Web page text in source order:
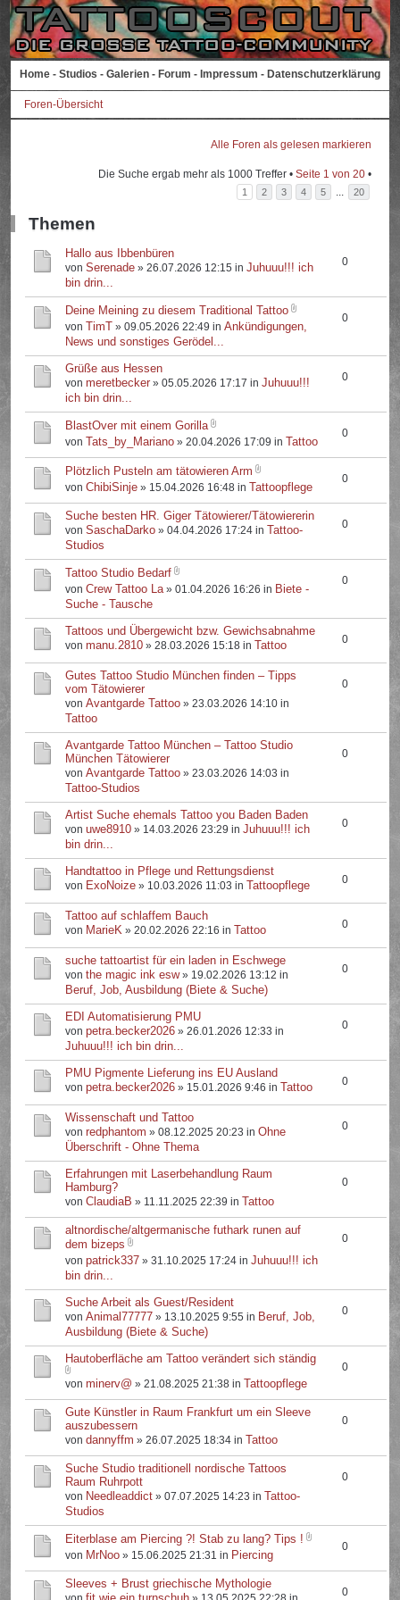
Home - Studios - Galerien - Forum - Impressum - Datenschutzerklärung
Foren-Übersicht
Alle Foren als gelesen markieren
Die Suche ergab mehr als 1000 Treffer • Seite 1 von 20•
1 2 3 4 5 ... 20
Themen
Hallo aus Ibbenbüren
vonSerenade » 26.07.2026 12:15 inJuhuuu!!! ich
bin drin...
0
Deine Meining zu diesem Traditional Tattoo
von TimT » 09.05.2026 22:49 inAnkündigungen,
News und sonstiges Gerödel...
0
Grüße aus Hessen
vonmeretbecker » 05.05.2026 17:17 inJuhuuu!!!
ich bin drin...
0
BlastOver mit einem Gorilla
von Tats_by_Mariano » 20.04.2026 17:09 in Tattoo
0
Plötzlich Pusteln am tätowieren Arm
vonChibiSinje » 15.04.2026 16:48 in Tattoopflege
0
Suche besten HR. Giger Tätowierer/Tätowiererin
vonSaschaDarko » 04.04.2026 17:24 in Tattoo-
Studios
0
Tattoo Studio Bedarf
vonCrew Tattoo La» 01.04.2026 16:26 in Biete -
Suche - Tausche
0
Tattoos und Übergewicht bzw. Gewichsabnahme
vonmanu.2810 » 28.03.2026 15:18 in Tattoo 0
Gutes Tattoo Studio München finden – Tipps
vom Tätowierer
vonAvantgarde Tattoo » 23.03.2026 14:10 in
Tattoo
0
Avantgarde Tattoo München – Tattoo Studio
München Tätowierer
vonAvantgarde Tattoo » 23.03.2026 14:03 in
Tattoo-Studios
0
Artist Suche ehemals Tattoo you Baden Baden
vonuwe8910 » 14.03.2026 23:29 inJuhuuu!!! ich
bin drin...
0
Handtattoo in Pflege und Rettungsdienst
von ExoNoize » 10.03.2026 11:03 in Tattoopflege 0
Tattoo auf schlaffem Bauch
von MarieK » 20.02.2026 22:16 in Tattoo 0
suche tattoartist für ein laden in Eschwege
vonthe magic ink esw» 19.02.2026 13:12 in
Beruf, Job, Ausbildung (Biete & Suche)
0
EDI Automatisierung PMU
vonpetra.becker2026 » 26.01.2026 12:33 in
Juhuuu!!! ich bin drin...
0
PMU Pigmente Lieferung ins EU Ausland
vonpetra.becker2026 » 15.01.2026 9:46 in Tattoo 0
Wissenschaft und Tattoo
vonredphantom » 08.12.2025 20:23 inOhne
Überschrift - Ohne Thema
0
Erfahrungen mit Laserbehandlung Raum
Hamburg?
vonClaudiaB » 11.11.2025 22:39 in Tattoo
0
altnordische/altgermanische futhark runen auf
dem bizeps
vonpatrick337 » 31.10.2025 17:24 inJuhuuu!!! ich
bin drin...
0
Suche Arbeit als Guest/Resident
vonAnimal77777 » 13.10.2025 9:55 in Beruf, Job,
Ausbildung (Biete & Suche)
0
Hautoberfläche am Tattoo verändert sich ständig
vonminerv@ » 21.08.2025 21:38 in Tattoopflege
0
Gute Künstler in Raum Frankfurt um ein Sleeve
auszubessern
vondannyffm » 26.07.2025 18:34 in Tattoo
0
Suche Studio traditionell nordische Tattoos
Raum Ruhrpott
von Needleaddict » 07.07.2025 14:23 in Tattoo-
Studios
0
Eiterblase am Piercing ?! Stab zu lang? Tips !
von MrNoo » 15.06.2025 21:31 in Piercing
0
Sleeves + Brust griechische Mythologie
0